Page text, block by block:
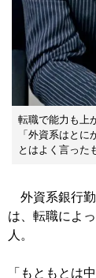
転職で能力も上
「外資系はと
とはよく言った
外資系銀行勤
は、転職によ
人。
「もともとは